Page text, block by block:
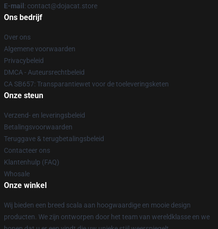
E-mail : contact@dojacat.store
Ons bedrijf
Over ons
Algemene voorwaarden
Privacybeleid
DMCA - Auteursrechtbeleid
CA SB657: Transparantiewet voor de toeleveringsketen
Onze steun
Verzend- en leveringsbeleid
Betalingsvoorwaarden
Teruggave & terugbetalingsbeleid
Contacteer ons
Klantenhulp (FAQ)
Whosale
Onze winkel
Wij bieden een breed scala aan hoogwaardige en mooie design
producten. We zijn ontworpen door het team van wereldklasse en we